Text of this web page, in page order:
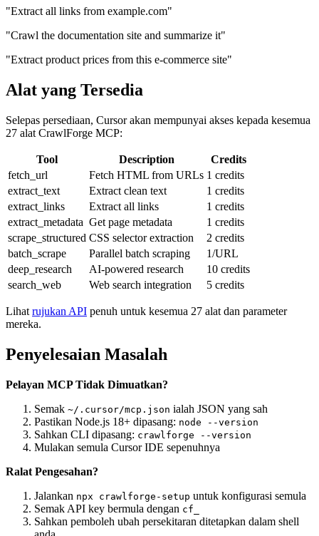
"Extract all links from example.com"
"Crawl the documentation site and summarize it"
"Extract product prices from this e-commerce site"
Alat yang Tersedia
Selepas persediaan, Cursor akan mempunyai akses kepada kesemua
27 alat CrawlForge MCP:
Tool Description
Credits
fetch_url
Fetch HTML from URLs 1 credits
extract_text
Extract clean text
1 credits
extract_links
Extract all links
1 credits
extract_metadata Get page metadata
1 credits
scrape_structured CSS selector extraction
2 credits
batch_scrape
Parallel batch scraping
1/URL
deep_research
AI-powered research
10 credits
search_web
Web search integration 5 credits
Lihat rujukan API penuh untuk kesemua 27 alat dan parameter
mereka.
Penyelesaian Masalah
Pelayan MCP Tidak Dimuatkan?
Semak ~/.cursor/mcp.json ialah JSON yang sah
Pastikan Node.js 18+ dipasang: node --version
Sahkan CLI dipasang: crawlforge --version
Mulakan semula Cursor IDE sepenuhnya
Ralat Pengesahan?
Jalankan npx crawlforge-setup untuk konfigurasi semula
Semak API key bermula dengan cf_
Sahkan pemboleh ubah persekitaran ditetapkan dalam shell